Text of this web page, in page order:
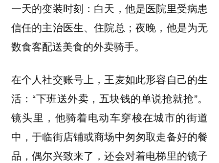
一天的变装时刻：白天，他是医院里受病患
信任的主治医生、住院总；夜晚，他是为无
数食客配送美食的外卖骑手。
在个人社交账号上，王麦如此形容自己的生
活：“下班送外卖，五块钱的单说抢就抢”。
镜头里，他骑着电动车穿梭在城市的街道
中，于临街店铺或商场中匆匆取走备好的餐
品，偶尔兴致来了，还会对着电梯里的镜子